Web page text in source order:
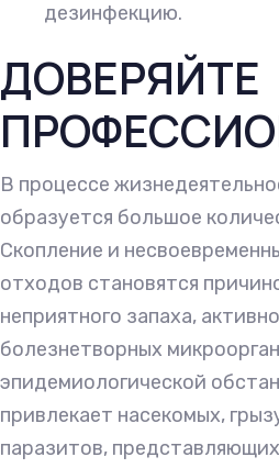
дезинфекцию.
ДОВЕРЯЙТЕ
В процессе
образуется большое
Скопление и
отходов становятся
неприятного запаха,
болезнетворных
эпидемиологической
привлекает насекомых,
паразитов,